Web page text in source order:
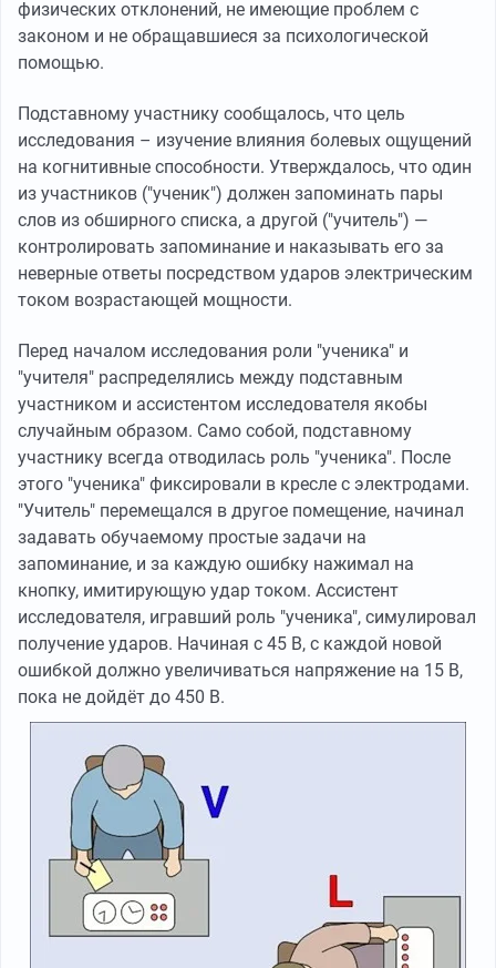
физических отклонений, не имеющие проблем с
законом и не обращавшиеся за психологической
помощью.
Подставному участнику сообщалось, что цель
исследования – изучение влияния болевых ощущений
на когнитивные способности. Утверждалось, что один
из участников ("ученик") должен запоминать пары
слов из обширного списка, а другой ("учитель") —
контролировать запоминание и наказывать его за
неверные ответы посредством ударов электрическим
током возрастающей мощности.
Перед началом исследования роли "ученика" и
"учителя" распределялись между подставным
участником и ассистентом исследователя якобы
случайным образом. Само собой, подставному
участнику всегда отводилась роль "ученика". После
этого "ученика" фиксировали в кресле с электродами.
"Учитель" перемещался в другое помещение, начинал
задавать обучаемому простые задачи на
запоминание, и за каждую ошибку нажимал на
кнопку, имитирующую удар током. Ассистент
исследователя, игравший роль "ученика", симулировал
получение ударов. Начиная с 45 В, с каждой новой
ошибкой должно увеличиваться напряжение на 15 В,
пока не дойдёт до 450 В.